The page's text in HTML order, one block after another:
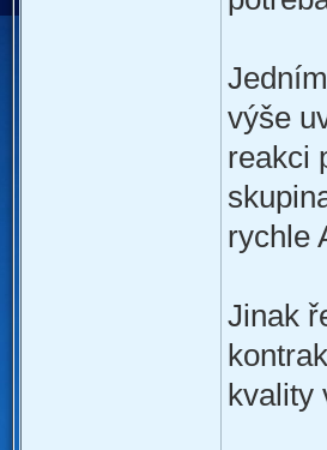
výše
reakci
rychle
Jinak
kvality